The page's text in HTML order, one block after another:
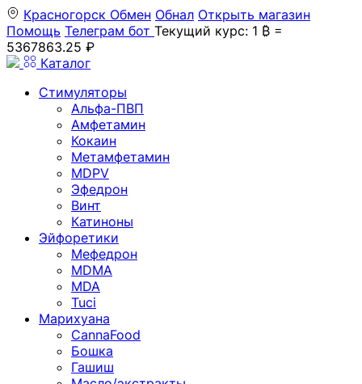
Красногорск Обмен Обнал Открыть магазин
Помощь Телеграм бот Текущий курс: 1 ₿ =
5367863.25 ₽
Каталог
Стимуляторы
Альфа-ПВП
Амфетамин
Кокаин
Метамфетамин
MDPV
Эфедрон
Винт
Катиноны
Эйфоретики
Мефедрон
MDMA
MDA
Tuci
Марихуана
CannaFood
Бошка
Гашиш